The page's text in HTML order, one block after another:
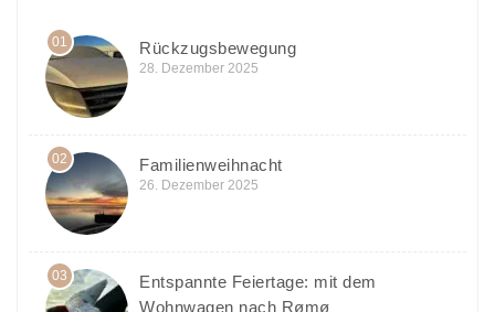
01 Rückzugsbewegung
28. Dezember 2025
02 Familienweihnacht
26. Dezember 2025
03
Entspannte Feiertage: mit dem
Wohnwagen nach Rømø